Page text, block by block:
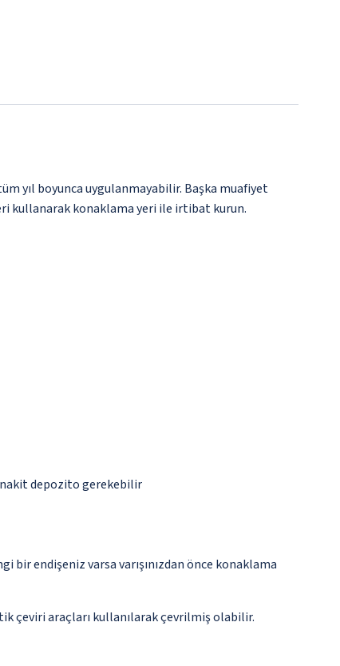
yıl boyunca uygulanmayabilir. Başka muafiyet
kullanarak konaklama yeri ile irtibat kurun.
depozito gerekebilir
endişeniz varsa varışınızdan önce konaklama
çeviri araçları kullanılarak çevrilmiş olabilir.